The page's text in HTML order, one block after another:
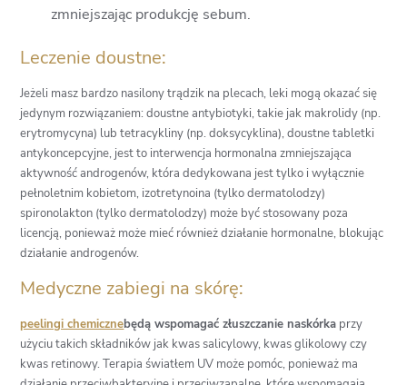
zmniejszając produkcję sebum.
Leczenie doustne:
Jeżeli masz bardzo nasilony trądzik na plecach, leki mogą okazać się
jedynym rozwiązaniem: doustne antybiotyki, takie jak makrolidy (np.
erytromycyna) lub tetracykliny (np. doksycyklina), doustne tabletki
antykoncepcyjne, jest to interwencja hormonalna zmniejszająca
aktywność androgenów, która dedykowana jest tylko i wyłącznie
pełnoletnim kobietom, izotretynoina (tylko dermatolodzy)
spironolakton (tylko dermatolodzy) może być stosowany poza
licencją, ponieważ może mieć również działanie hormonalne, blokując
działanie androgenów.
Medyczne zabiegi na skórę:
peelingi chemicznebędą wspomagać złuszczanie naskórka przy
użyciu takich składników jak kwas salicylowy, kwas glikolowy czy
kwas retinowy. Terapia światłem UV może pomóc, ponieważ ma